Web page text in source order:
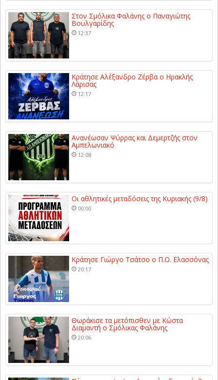
Στον Σμόλικα Φαλάνης ο Παναγιώτης
Βουλγαρίδης
12:37
Κράτησε Αλέξανδρο Ζέρβα ο Ηρακλής
Λάρισας
12:17
Ανανέωσαν Ψύρρας και Δεμερτζής στον
Αμπελωνιακό
12:08
Οι αθλητικές μεταδόσεις της Κυριακής (9/8)
00:00
Κράτησε Γιώργο Τσάτσο ο Π.Ο. Ελασσόνας
20:17
Θωράκισε τα μετόπισθεν με Κώστα
Διαμαντή ο Σμόλικας Φαλάνης
20:06